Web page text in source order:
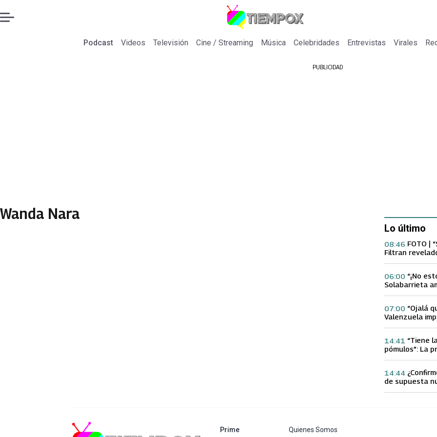
Podcast Videos Televisión Cine / Streaming Música Celebridades Entrevistas Virales
PUBLICIDAD
Wanda Nara
Lo último
FOTO |
Filtran
08:46
“¡No
Solabarrieta
06:00
“Ojalá
Valenzuela
07:00
“Tiene
pómulos”: La
14:41
de supuesta
14:44
Primeabre en nueva pestañaQuienes Somos